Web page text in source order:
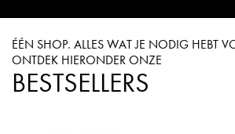
ÉÉN SHOP. ALLES WAT JE NODIG HEBT
ONTDEK HIERONDER ONZE
BESTSELLERS